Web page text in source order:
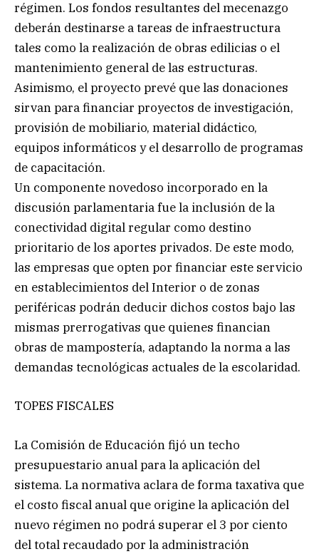
régimen. Los fondos resultantes del mecenazgo
deberán destinarse a tareas de infraestructura
tales como la realización de obras edilicias o el
mantenimiento general de las estructuras.
Asimismo, el proyecto prevé que las donaciones
sirvan para financiar proyectos de investigación,
provisión de mobiliario, material didáctico,
equipos informáticos y el desarrollo de programas
de capacitación.
Un componente novedoso incorporado en la
discusión parlamentaria fue la inclusión de la
conectividad digital regular como destino
prioritario de los aportes privados. De este modo,
las empresas que opten por financiar este servicio
en establecimientos del Interior o de zonas
periféricas podrán deducir dichos costos bajo las
mismas prerrogativas que quienes financian
obras de mampostería, adaptando la norma a las
demandas tecnológicas actuales de la escolaridad.
TOPES FISCALES
La Comisión de Educación fijó un techo
presupuestario anual para la aplicación del
sistema. La normativa aclara de forma taxativa que
el costo fiscal anual que origine la aplicación del
nuevo régimen no podrá superar el 3 por ciento
del total recaudado por la administración